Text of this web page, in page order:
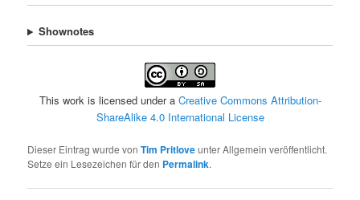
Shownotes
This work is licensed under a Creative Commons Attribution-
ShareAlike 4.0 International License
Dieser Eintrag wurde vonTim Pritloveunter Allgemein veröffentlicht.
Setze ein Lesezeichen für den Permalink.